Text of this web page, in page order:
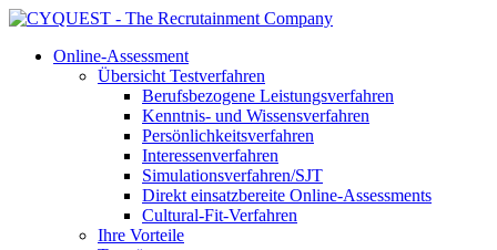
Online-Assessment
Übersicht Testverfahren
Berufsbezogene Leistungsverfahren
Kenntnis- und Wissensverfahren
Persönlichkeitsverfahren
Interessenverfahren
Simulationsverfahren/SJT
Direkt einsatzbereite Online-Assessments
Cultural-Fit-Verfahren
Ihre Vorteile